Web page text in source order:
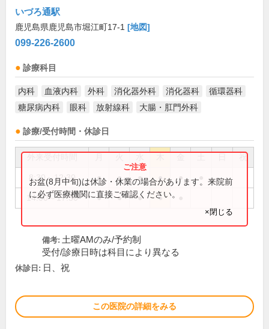
いづろ通駅
鹿児島県鹿児島市堀江町17-1 [地図]
099-226-2600
診療科目
内科 血液内科 外科 消化器外科 消化器科
循環器科
糖尿病内科
眼科 放射線科 大腸・肛門外科
診療/受付時間・休診日
祝
8:30～12:30 ● ● ● ● ●
14:00～17:30 ● ● ● ●
お盆(8月中旬)は休診・休業の場合があります。来院前
に必ず医療機関に直接ご確認ください。
×閉じる
備考: 土曜AMのみ/予約制
受付/診療日時は科目により異なる
休診日: 日、祝
この医院の詳細をみる